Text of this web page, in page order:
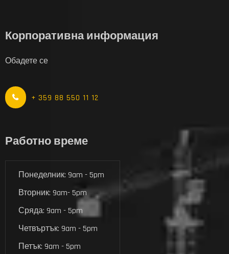
Корпоративна информация
Обадете се
+ 359 88 550 11 12
Работно време
Понеделник: 9am - 5pm
Вторник: 9am- 5pm
Сряда: 9am - 5pm
Четвъртък: 9am - 5pm
Петък: 9am - 5pm